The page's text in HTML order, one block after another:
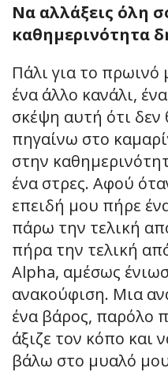
Να αλλάξεις όλη
καθημερινότητα
Πάλι για το πρωινό
ένα άλλο κανάλι,
σκέψη αυτή ότι
πηγαίνω στο
στην
ένα στρες. Αφού
επειδή μου πήρε
πάρω την τελική
πήρα την τελική
Alpha, αμέσως
ανακούφιση. Μια
ένα βάρος, παρόλο
άξιζε τον κόπο και
βάλω στο μυαλό